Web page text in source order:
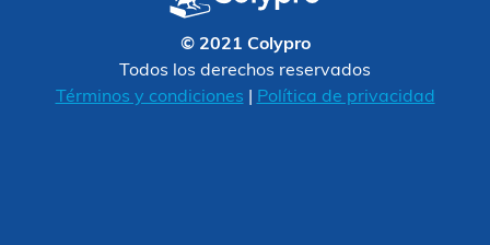
© 2021 Colypro
Todos los derechos reservados
Términos y condiciones
Política de privacidad